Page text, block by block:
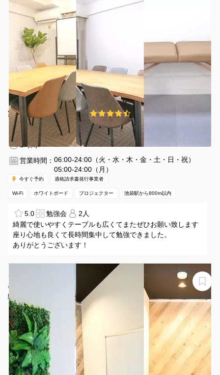
¥100 〜 ¥1100 /時間 4.5
(70件)
池袋駅 徒歩6分
東京都豊島区東池袋1-26-4
1時間〜
営業時間： 06:00-24:00（火・水・木・金・土・日・祝）
05:00-24:00（月）
今すぐ予約 適格請求書発行事業者
Wi-Fi ホワイトボード プロジェクター 池袋駅から800m以内
5.0 勉強会
2人
綺麗で使いやすくテーブルも広くてまたぜひお願い致します
座り心地も良くて長時間集中して勉強できました。
ありがとうございます！
★NEW★【駒込2分】ドア付き1人用個室ブース。Zoom
会議、PC作業、動画撮影、勉強等。超高速WIFI
2Gbps（A-3）
駒込朝日ビル A-3